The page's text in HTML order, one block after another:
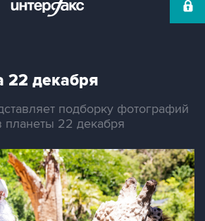
22 декабря
подборку фотографий
планеты 22 декабря